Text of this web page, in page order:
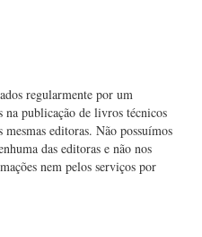
regularmente por um
na publicação de livros técnicos
mesmas editoras. Não possuímos
das editoras e não nos
nem pelos serviços por